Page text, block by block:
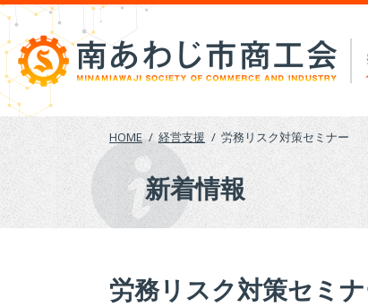
Skip
content
HOME 経営支援 労務リスク対策セミナー
新着情報
労務リスク対策セミ